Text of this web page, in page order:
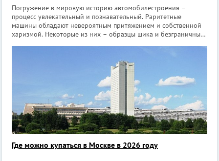
Погружение в мировую историю автомобилестроения –
процесс увлекательный и познавательный. Раритетные
машины обладают невероятным притяжением и собственной
харизмой. Некоторые из них – образцы шика и безграничных
Где можно купаться в Москве в 2026 году